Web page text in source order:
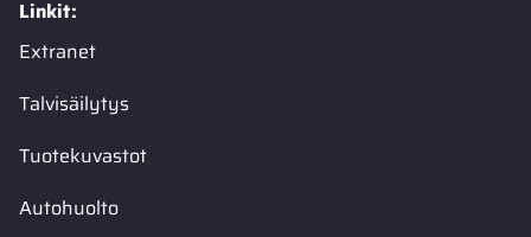
Linkit:
Extranet
Talvisäilytys
Tuotekuvastot
Autohuolto